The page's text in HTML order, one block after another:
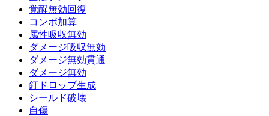
覚醒無効回復
コンボ加算
属性吸収無効
ダメージ吸収無効
ダメージ無効貫通
ダメージ無効
釘ドロップ生成
シールド破壊
自傷